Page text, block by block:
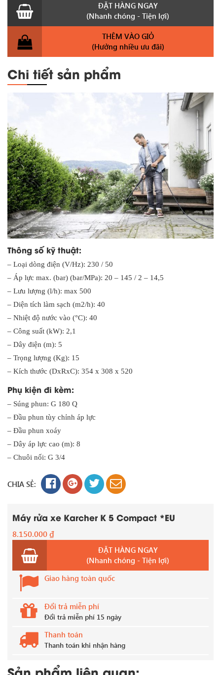
ĐẶT HÀNG NGAY
(Nhanh chóng - Tiện lợi)
THÊM VÀO GIỎ
(Hưởng nhiều ưu đãi)
Chi tiết sản phẩm
Thông số kỹ thuật:
– Loại dòng điện (V/Hz): 230 / 50
– Áp lực max. (bar) (bar/MPa): 20 – 145 / 2 – 14,5
– Lưu lượng (l/h): max 500
– Diện tích làm sạch (m2/h): 40
– Nhiệt độ nước vào (°C): 40
– Công suất (kW): 2,1
– Dây điện (m): 5
– Trọng lượng (Kg): 15
– Kích thước (DxRxC): 354 x 308 x 520
Phụ kiện đi kèm:
– Súng phun: G 180 Q
– Đầu phun tùy chỉnh áp lực
– Đầu phun xoáy
– Dây áp lực cao (m): 8
– Chuôi nối: G 3/4
CHIA SẺ:
Máy rửa xe Karcher K 5 Compact *EU
8.150.000₫
ĐẶT HÀNG NGAY
(Nhanh chóng - Tiện lợi)
Giao hàng toàn quốc
Đổi trả miễn phí
Đổi trả miễn phí 15 ngày
Thanh toán
Thanh toán khi nhận hàng